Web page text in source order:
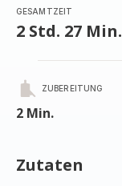
GESAMTZEIT
2 Std. 27 Min.
ZUBEREITUNG
2 Min.
Zutaten